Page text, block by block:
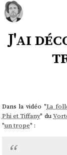
J'ai
Dans la vidéo "La
Phi et Tiffany" du
"un trope" :